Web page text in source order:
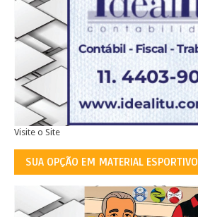
Visite o Site
SUA OPÇÃO EM MATERIAL ESPORTIVO